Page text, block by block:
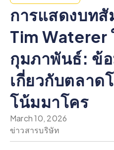
การแสดงบท
Tim Waterer
กุมภาพันธ์: ข้
เกี่ยวกับตลาด
โน้มมาโคร
March 10, 2026
ข่าวสารบริษัท